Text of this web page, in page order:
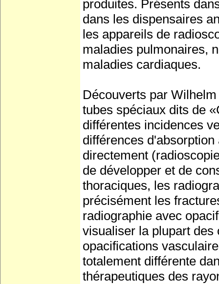
produites. Présents
dans les dispensaires
les appareils de
maladies pulmonaires,
maladies cardiaques.
Découverts par
tubes spéciaux dits de
différentes incidences
différences
directement
de développer et de
thoraciques, les
précisément les
radiographie avec
visualiser la plupart des
opacifications
totalement différente
thérapeutiques des